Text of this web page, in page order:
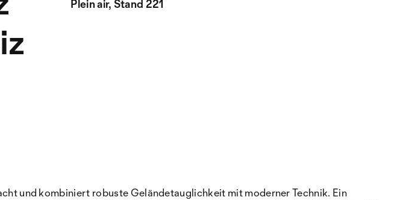
Plein air, Stand 221
und kombiniert robuste Geländetauglichkeit mit moderner Technik. Ein